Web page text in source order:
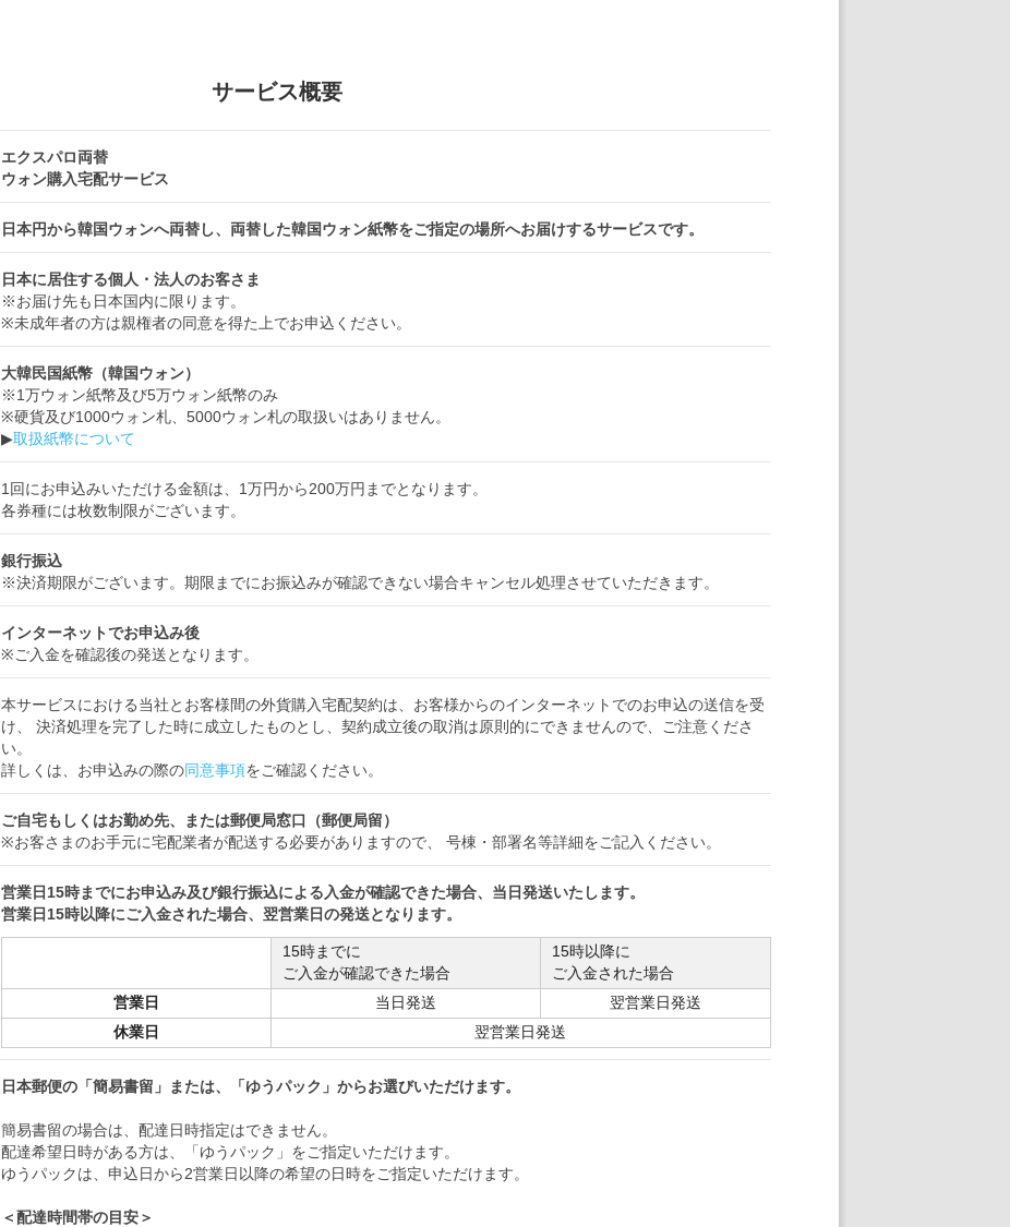
サービス概要
エクスパロ両替
ウォン購入宅配サービス
日本円から韓国ウォンへ両替し、両替した韓国ウォン紙幣をご指定の場所へお届けするサービスです。
日本に居住する個人・法人のお客さま
※お届け先も日本国内に限ります。
※未成年者の方は親権者の同意を得た上でお申込ください。
大韓民国紙幣（韓国ウォン）
※1万ウォン紙幣及び5万ウォン紙幣のみ
※硬貨及び1000ウォン札、5000ウォン札の取扱いはありません。
▶取扱紙幣について
1回にお申込みいただける金額は、1万円から200万円までとなります。
各券種には枚数制限がございます。
銀行振込
※決済期限がございます。期限までにお振込みが確認できない場合キャンセル処理させていただきます。
インターネットでお申込み後
※ご入金を確認後の発送となります。
本サービスにおける当社とお客様間の外貨購入宅配契約は、お客様からのインターネットでのお申込の送信を受
け、 決済処理を完了した時に成立したものとし、契約成立後の取消は原則的にできませんので、ご注意くださ
い。
詳しくは、お申込みの際の同意事項をご確認ください。
ご自宅もしくはお勤め先、または郵便局窓口（郵便局留）
※お客さまのお手元に宅配業者が配送する必要がありますので、 号棟・部署名等詳細をご記入ください。
営業日15時までにお申込み及び銀行振込による入金が確認できた場合、当日発送いたします。
営業日15時以降にご入金された場合、翌営業日の発送となります。
15時までに
ご入金が確認できた場合
15時以降に
ご入金された場合
営業日
当日発送
翌営業日発送
休業日
翌営業日発送
日本郵便の「簡易書留」または、「ゆうパック」からお選びいただけます。
簡易書留の場合は、配達日時指定はできません。
配達希望日時がある方は、「ゆうパック」をご指定いただけます。
ゆうパックは、申込日から2営業日以降の希望の日時をご指定いただけます。
＜配達時間帯の目安＞